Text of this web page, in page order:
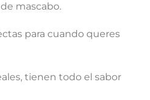
mascabo.
para cuando queres
tienen todo el sabor